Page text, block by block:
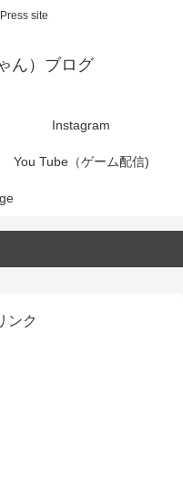
site
ん）ブログ
Instagram
You Tube（ゲーム配信)
ンク